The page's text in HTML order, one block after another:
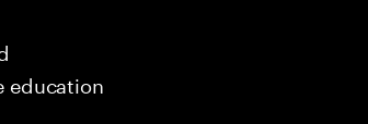
education